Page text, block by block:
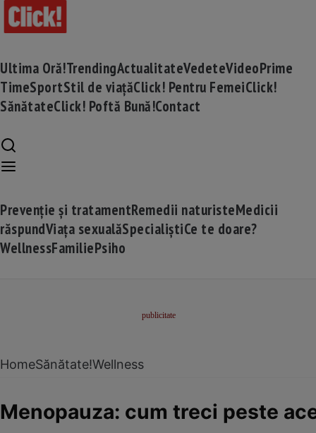
Ultima Oră!TrendingActualitateVedeteVideoPrime
TimeSportStil de viațăClick! Pentru FemeiClick!
SănătateClick! Poftă Bună!Contact
Prevenție și tratamentRemedii naturisteMedicii
răspundViața sexualăSpecialiștiCe te doare?
WellnessFamiliePsiho
HomeSănătate!Wellness
Menopauza: cum treci peste